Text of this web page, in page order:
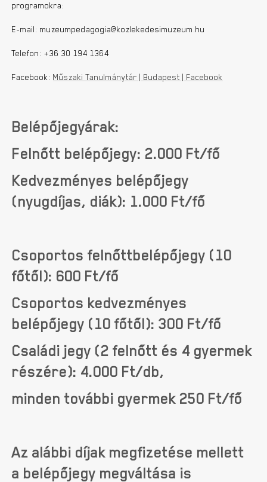
programokra:
E-mail: muzeumpedagogia@kozlekedesimuzeum.hu
Telefon: +36 30 194 1364
Facebook: Műszaki Tanulmánytár | Budapest | Facebook
Belépőjegyárak:
Felnőtt belépőjegy: 2.000 Ft/fő
Kedvezményes belépőjegy
(nyugdíjas, diák): 1.000 Ft/fő
Csoportos felnőttbelépőjegy (10
főtől): 600 Ft/fő
Csoportos kedvezményes
belépőjegy (10 főtől): 300 Ft/fő
Családi jegy (2 felnőtt és 4 gyermek
részére): 4.000 Ft/db,
minden további gyermek 250 Ft/fő
Az alábbi díjak megfizetése mellett
a belépőjegy megváltása is